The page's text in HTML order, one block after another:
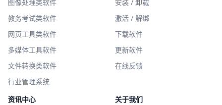
图像处理类软件
教务考试类软件
网页工具类软件
多媒体工具软件
文件转换类软件
行业管理系统
安装 / 卸载
激活 / 解绑
下载软件
更新软件
在线反馈
资讯中心 关于我们